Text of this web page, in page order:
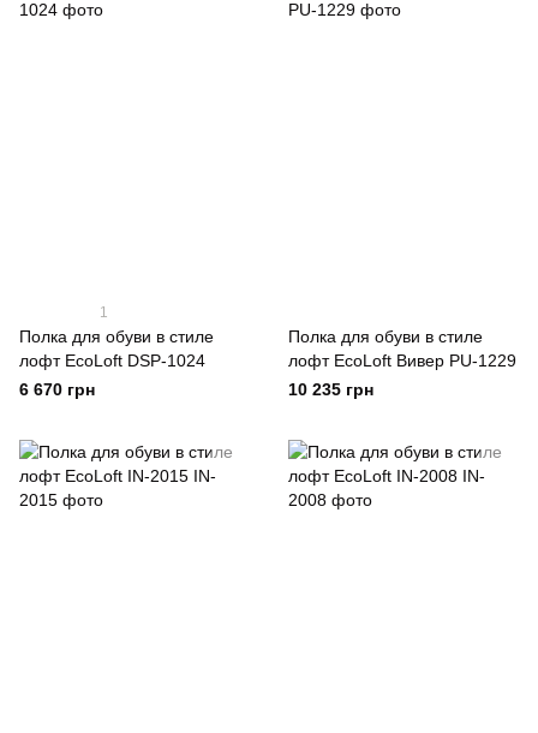
1
Полка для обуви в стиле
лофт EcoLoft DSP-1024
6 670 грн
Полка для обуви в стиле
лофт EcoLoft Вивер PU-1229
10 235 грн